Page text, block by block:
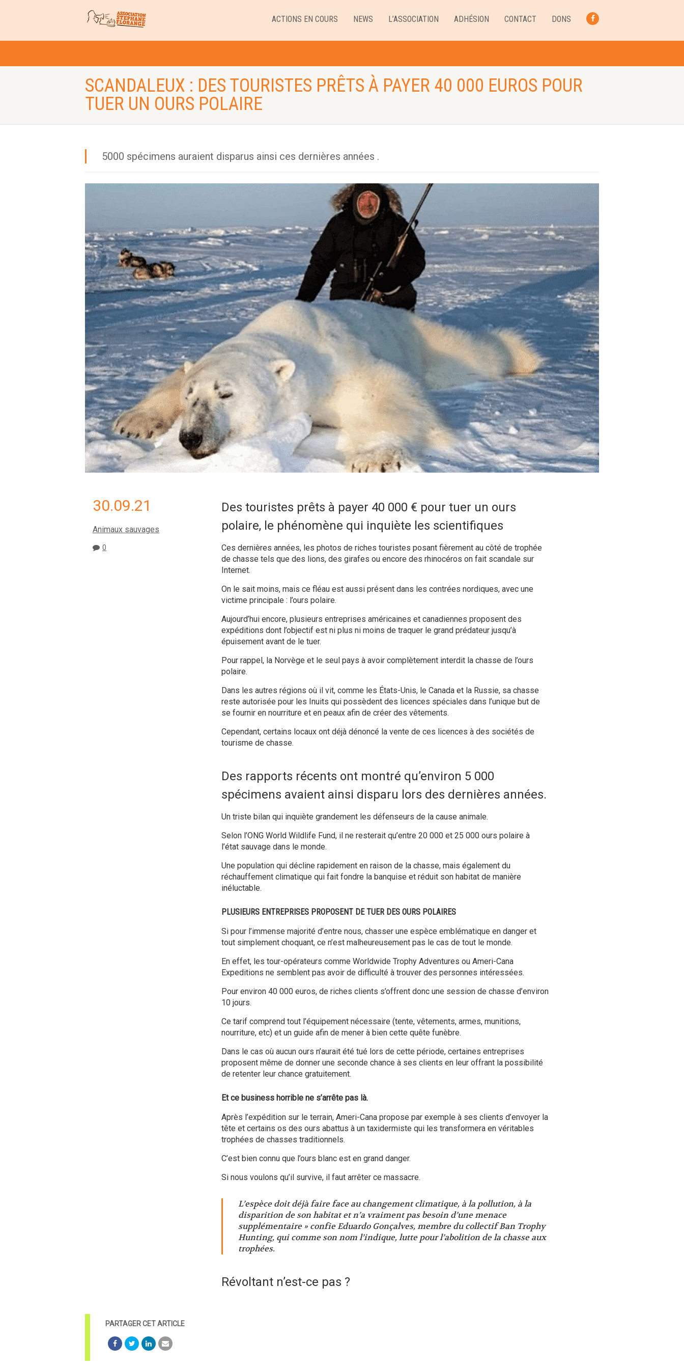
ACTIONS EN COURS NEWS L’ASSOCIATION ADHÉSION CONTACT DONS
SCANDALEUX : DES TOURISTES PRÊTS À PAYER 40 000 EUROS POUR
TUER UN OURS POLAIRE
5000 spécimens auraient disparus ainsi ces dernières années .
30.09.21
Animaux sauvages
0
Des touristes prêts à payer 40 000 € pour tuer un ours
polaire, le phénomène qui inquiète les scientifiques
Ces dernières années, les photos de riches touristes posant fièrement au côté de trophée
de chasse tels que des lions, des girafes ou encore des rhinocéros on fait scandale sur
Internet.
On le sait moins, mais ce fléau est aussi présent dans les contrées nordiques, avec une
victime principale : l’ours polaire.
Aujourd’hui encore, plusieurs entreprises américaines et canadiennes proposent des
expéditions dont l’objectif est ni plus ni moins de traquer le grand prédateur jusqu’à
épuisement avant de le tuer.
Pour rappel, la Norvège et le seul pays à avoir complètement interdit la chasse de l’ours
polaire.
Dans les autres régions où il vit, comme les États-Unis, le Canada et la Russie, sa chasse
reste autorisée pour les Inuits qui possèdent des licences spéciales dans l’unique but de
se fournir en nourriture et en peaux afin de créer des vêtements.
Cependant, certains locaux ont déjà dénoncé la vente de ces licences à des sociétés de
tourisme de chasse.
Des rapports récents ont montré qu’environ 5 000
spécimens avaient ainsi disparu lors des dernières années.
Un triste bilan qui inquiète grandement les défenseurs de la cause animale.
Selon l’ONG World Wildlife Fund, il ne resterait qu’entre 20 000 et 25 000 ours polaire à
l’état sauvage dans le monde.
Une population qui décline rapidement en raison de la chasse, mais également du
réchauffement climatique qui fait fondre la banquise et réduit son habitat de manière
inéluctable.
PLUSIEURS ENTREPRISES PROPOSENT DE TUER DES OURS POLAIRES
Si pour l’immense majorité d’entre nous, chasser une espèce emblématique en danger et
tout simplement choquant, ce n’est malheureusement pas le cas de tout le monde.
En effet, les tour-opérateurs comme Worldwide Trophy Adventures ou Ameri-Cana
Expeditions ne semblent pas avoir de difficulté à trouver des personnes intéressées.
Pour environ 40 000 euros, de riches clients s’offrent donc une session de chasse d’environ
10 jours.
Ce tarif comprend tout l’équipement nécessaire (tente, vêtements, armes, munitions,
nourriture, etc) et un guide afin de mener à bien cette quête funèbre.
Dans le cas où aucun ours n’aurait été tué lors de cette période, certaines entreprises
proposent même de donner une seconde chance à ses clients en leur offrant la possibilité
de retenter leur chance gratuitement.
Et ce business horrible ne s’arrête pas là.
Après l’expédition sur le terrain, Ameri-Cana propose par exemple à ses clients d’envoyer la
tête et certains os des ours abattus à un taxidermiste qui les transformera en véritables
trophées de chasses traditionnels.
C’est bien connu que l’ours blanc est en grand danger.
Si nous voulons qu’il survive, il faut arrêter ce massacre.
L’espèce doit déjà faire face au changement climatique, à la pollution, à la
disparition de son habitat et n’a vraiment pas besoin d’une menace
supplémentaire » confie Eduardo Gonçalves, membre du collectif Ban Trophy
Hunting, qui comme son nom l’indique, lutte pour l’abolition de la chasse aux
trophées.
Révoltant n’est-ce pas ?